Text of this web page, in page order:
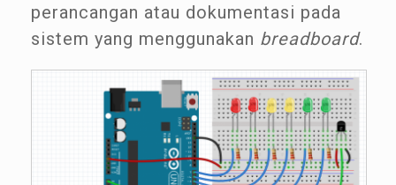
perancangan atau dokumentasi pada
sistem yang menggunakan breadboard.